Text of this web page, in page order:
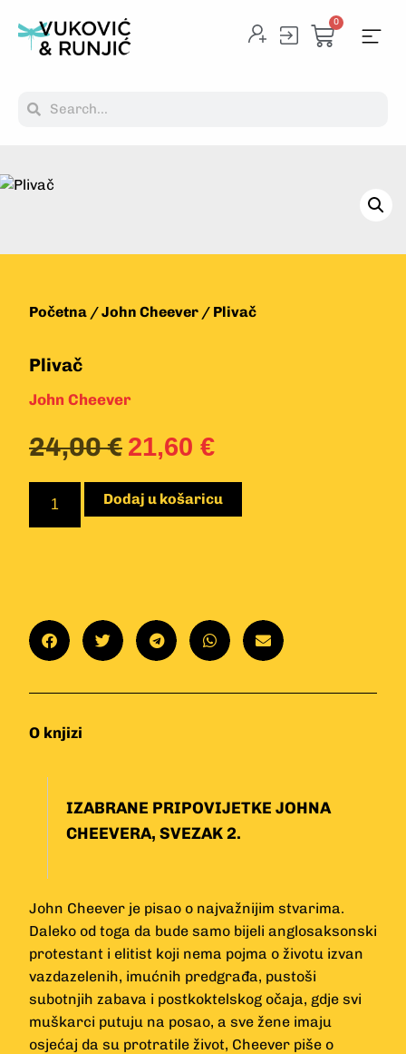
0
Početna /John Cheever / Plivač
Plivač
John Cheever
24,00€ 21,60 €
Dodaj u košaricu
O knjizi
IZABRANE PRIPOVIJETKE JOHNA
CHEEVERA, SVEZAK 2.
John Cheever je pisao o najvažnijim stvarima.
Daleko od toga da bude samo bijeli anglosaksonski
protestant i elitist koji nema pojma o životu izvan
vazdazelenih, imućnih predgrađa, pustoši
subotnjih zabava i post­koktelskog očaja, gdje svi
muškarci putuju na posao, a sve žene imaju
osjećaj da su protratile život, Cheever piše o